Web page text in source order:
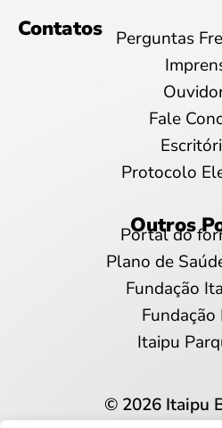
Contatos
Perguntas
Fale
Protocolo
Outros
Portal do
Plano de
Fundação
Fundação
Itaipu
© 2026 Itaipu